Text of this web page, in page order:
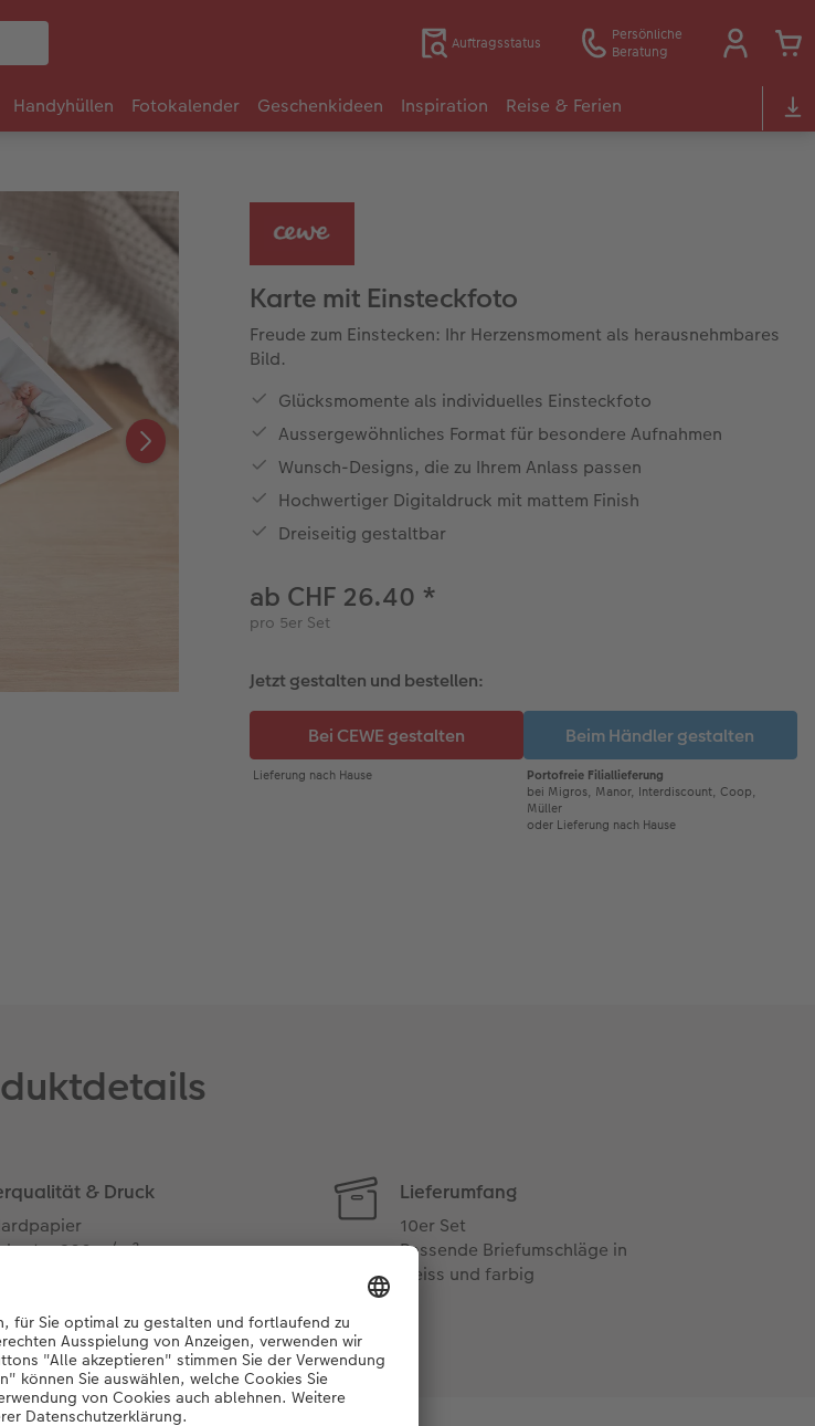
Auftragsstatus
Persönliche
Beratung
Handyhüllen Fotokalender Geschenkideen Inspiration Reise & Ferien
Karte mit Einsteckfoto
Freude zum Einstecken: Ihr Herzensmoment als herausnehmbares
Bild.
Glücksmomente als individuelles Einsteckfoto
Aussergewöhnliches Format für besondere Aufnahmen
Wunsch-Designs, die zu Ihrem Anlass passen
Hochwertiger Digitaldruck mit mattem Finish
Dreiseitig gestaltbar
ab CHF 26.40 *
pro 5er Set
Jetzt gestalten und bestellen:
& Druck
300 g/m²
Optik
Lieferumfang
10er Set
Passende Briefumschläge in
weiss und farbig